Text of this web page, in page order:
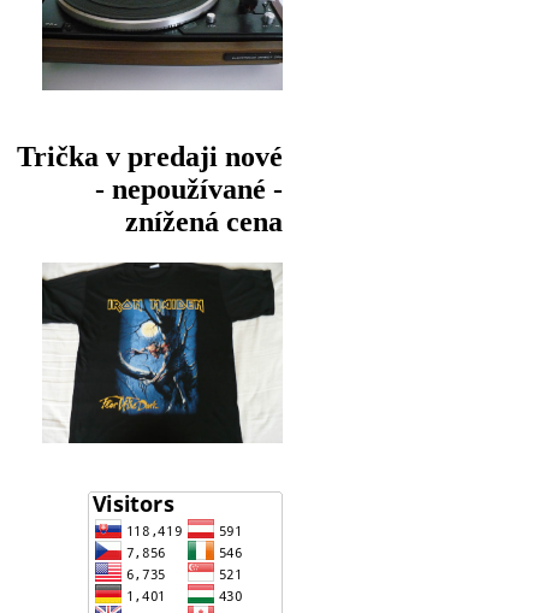
Trička v predaji nové
- nepoužívané -
znížená cena